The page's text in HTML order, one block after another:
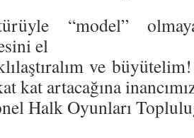
“model”
el
ve
kat artacağına
Halk Oyunları